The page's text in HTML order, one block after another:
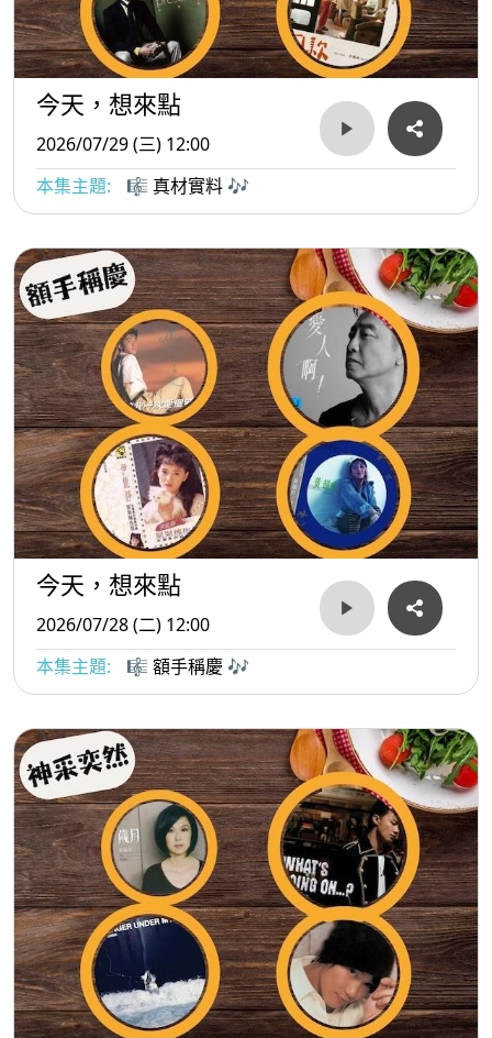
今天，想來點
2026/07/29 (三) 12:00
本集主題:
🎼 真材實料 🎶
今天，想來點
2026/07/28 (二) 12:00
本集主題:
🎼 額手稱慶 🎶